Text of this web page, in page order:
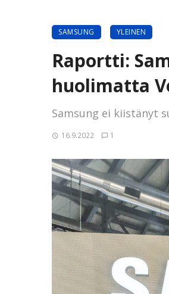
SAMSUNG YLEINEN
Raportti:
huolimatta
Samsung ei kiistänyt
16.9.2022 1